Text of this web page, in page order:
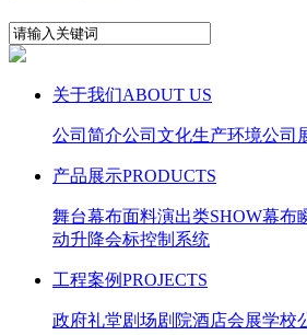
关于我们ABOUT US
公司简介公司文化生产环境公司
产品展示PRODUCTS
舞台幕布面料演出类SHOW幕布
动升降会标控制系统
工程案例PROJECTS
政府礼堂剧场剧院酒店会展学校